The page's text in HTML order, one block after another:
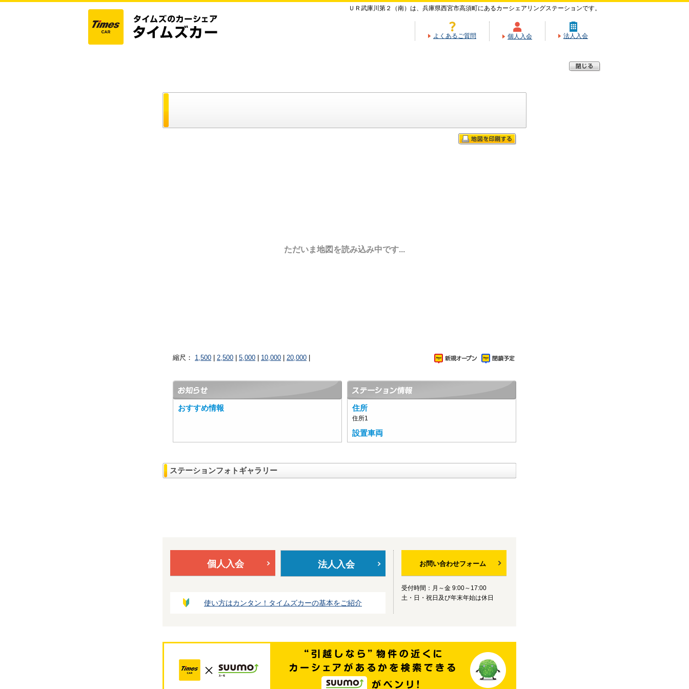
ＵＲ武庫川第２（南）は、兵庫県西宮市高須町にあるカーシェアリングステーションです。
よくあるご質問 個人入会 法人入会
ただいま地図を読み込み中です...
縮尺： 1,500 2,500 5,000 10,000 20,000
おすすめ情報 住所
住所1
設置車両
ステーションフォトギャラリー
個人入会 法人入会
使い方はカンタン！タイムズカーの基本をご紹介
お問い合わせフォーム
受付時間：月～金 9:00～17:00
土・日・祝日及び年末年始は休日